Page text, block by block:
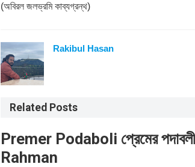
(অবিরল জলভ্রমি কাব্যগ্রন্থ)
Rakibul Hasan
Related Posts
Premer Podaboli প্রেমের
Rahman